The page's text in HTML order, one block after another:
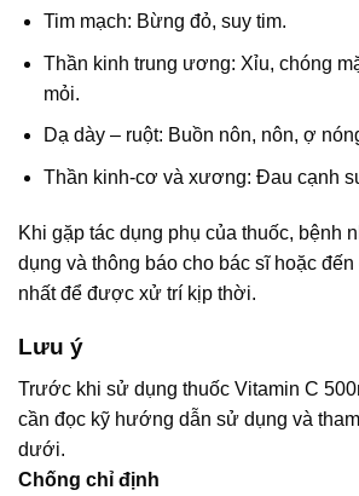
Tim mạch: Bừng đỏ, suy tim.
Thần kinh trung ương: Xỉu, chóng
mỏi.
Dạ dày – ruột: Buồn nôn, nôn, ợ
Thần kinh-cơ và xương: Đau cạnh
Khi gặp tác dụng phụ của thuốc, bệnh
dụng và thông báo cho bác sĩ hoặc
nhất để được xử trí kịp thời.
Lưu ý
Trước khi sử dụng thuốc Vitamin C
cần đọc kỹ hướng dẫn sử dụng và
dưới.
Chống chỉ định